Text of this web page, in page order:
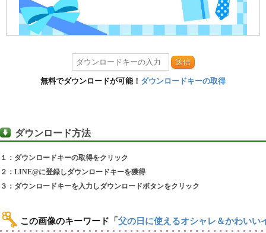
送信
無料でダウンロードが可能！ ダウンロードキーの取得
ダウンロード方法
１：ダウンロードキーの取得をクリック
２：LINE@に登録しダウンロードキーを獲得
３：ダウンロードキーを入力しダウンロードボタンをクリック
この画像のキーワード 「 父の日に使えるオシャレ＆かわいい